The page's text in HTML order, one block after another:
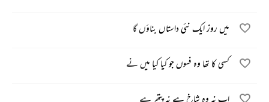
میں روز ایک نئی داستاں بناؤں گا
کسی کا تھا وہ فسوں جو کیا کیا میں نے
اب نہ وہ شاخ ہے نہ پتھر ہے